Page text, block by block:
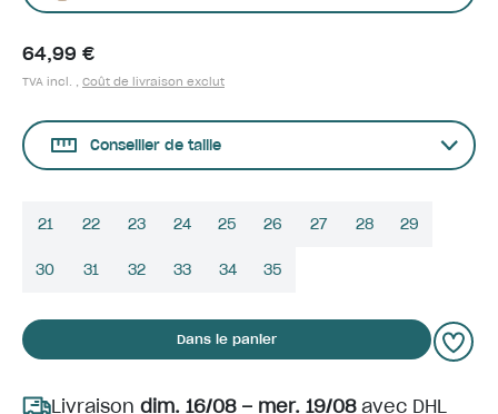
64,99 €
TVA incl. , Coût de livraison exclut
Conseiller de taille
21 22 23 24 25 26 27 28 29
30 31 32 33 34 35
Dans le panier
Livraison dim. 16/08 – mer. 19/08avec DHL